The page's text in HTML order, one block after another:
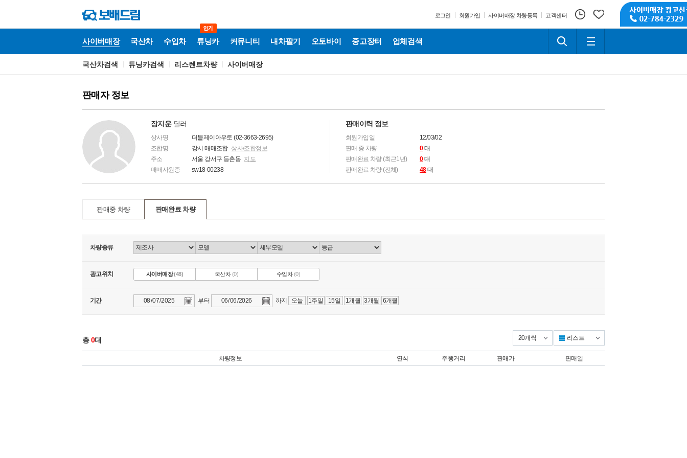
로그인 회원가입 사이버매장 차량등록 고객센터
사이버매장 국산차 수입차 튜닝카 커뮤니티 내차팔기 오토바이 중고장터 업체검색
국
국산차검색 튜닝카검색 리스렌트차량 사이버매장
판매자 정보
장지운딜러
상사명
더블제이아우토 (02-3663-2695)
조합명
강서 매매조합 상사/조합정보
주소
서울 강서구 등촌동 지도
매매사원증
sw18-00238
판매이력 정보
회원가입일
12/03/02
판매 중 차량
0대
판매완료 차량 (최근1년)
0대
판매완료 차량 (전체)
48대
판매중 차량 판매완료 차량
차량종류
광고위치 사이버매장(48) 국산차(0) 수입차(0)
기간 부터 까지 오늘 1주일 15일 1개월 3개월 6개월
총0대 리스트
앨범형
차량정보 연식 주행거리 판매가 판매일